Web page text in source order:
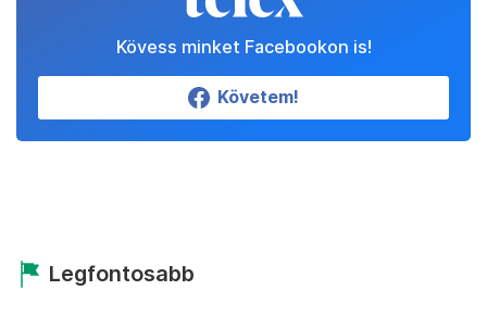
Kövess minket Facebookon is!
Követem!
Legfontosabb